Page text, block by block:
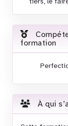
formation
À qui